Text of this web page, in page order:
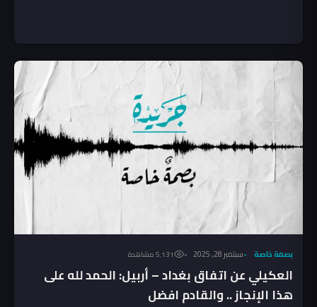
بصمة خاصة سبتمبر 28, 2025 5٬131 مشاهدة
العكيلي عن اتفاق بغداد – أربيل: الحمد لله على
هذا الإنجاز .. والقادم افضل